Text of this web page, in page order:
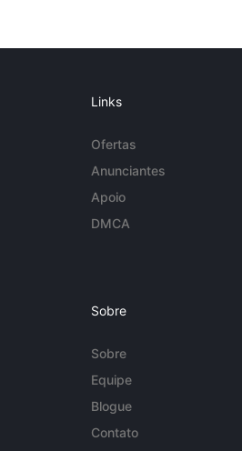
Links
Ofertas
Anunciantes
Apoio
DMCA
Sobre
Sobre
Equipe
Blogue
Contato